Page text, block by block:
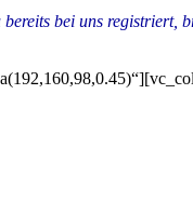
bereits bei uns registriert,